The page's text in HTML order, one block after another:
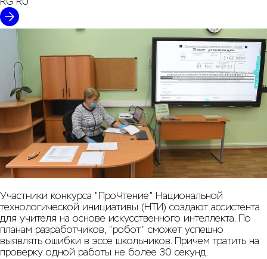
Участники конкурса "ПроЧтение" Национальной
технологической инициативы (НТИ) создают ассистента
для учителя на основе искусственного интеллекта. По
планам разработчиков, "робот" сможет успешно
выявлять ошибки в эссе школьников. Причем тратить на
проверку одной работы не более 30 секунд.